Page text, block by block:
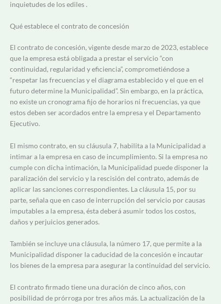
inquietudes de los ediles .
Qué establece el contrato de concesión
El contrato de concesión, vigente desde marzo de 2023, establece
que la empresa está obligada a prestar el servicio “con
continuidad, regularidad y eficiencia”, comprometiéndose a
“respetar las frecuencias y el diagrama establecido y el que en el
futuro determine la Municipalidad”. Sin embargo, en la práctica,
no existe un cronograma fijo de horarios ni frecuencias, ya que
estos deben ser acordados entre la empresa y el Departamento
Ejecutivo.
El mismo contrato, en su cláusula 7, habilita a la Municipalidad a
intimar a la empresa en caso de incumplimiento. Si la empresa no
cumple con dicha intimación, la Municipalidad puede disponer la
paralización del servicio y la rescisión del contrato, además de
aplicar las sanciones correspondientes. La cláusula 15, por su
parte, señala que en caso de interrupción del servicio por causas
imputables a la empresa, ésta deberá asumir todos los costos,
daños y perjuicios generados.
También se incluye una cláusula, la número 17, que permite a la
Municipalidad disponer la caducidad de la concesión e incautar
los bienes de la empresa para asegurar la continuidad del servicio.
El contrato firmado tiene una duración de cinco años, con
posibilidad de prórroga por tres años más. La actualización de la